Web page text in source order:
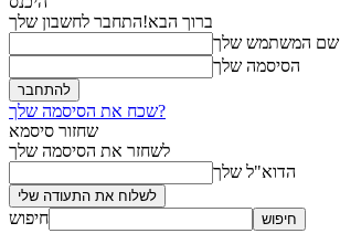
ברוך הבא!התחבר לחשבון שלך
שם המשתמש שלך
הסיסמה שלך
שכח את הסיסמה שלך?
שחזור סיסמא
לשחזר את הסיסמה שלך
הדוא"ל שלך
חיפוש